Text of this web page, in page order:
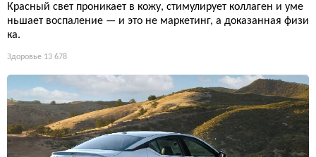
Красный свет проникает в кожу, стимулирует коллаген и уме
ньшает воспаление — и это не маркетинг, а доказанная физи
ка.
Здоровье 13 678